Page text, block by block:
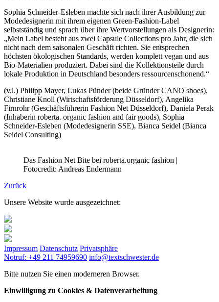
Sophia Schneider-Esleben machte sich nach ihrer Ausbildung zur
Modedesignerin mit ihrem eigenen Green-Fashion-Label
selbstständig und sprach über ihre Wertvorstellungen als Designerin:
„Mein Label besteht aus zwei Capsule Collections pro Jahr, die sich
nicht nach dem saisonalen Geschäft richten. Sie entsprechen
höchsten ökologischen Standards, werden komplett vegan und aus
Bio-Materialien produziert. Dabei sind die Kollektionsteile durch
lokale Produktion in Deutschland besonders ressourcenschonend.“
(v.l.) Philipp Mayer, Lukas Pünder (beide Gründer CANO shoes),
Christiane Knoll (Wirtschaftsförderung Düsseldorf), Angelika
Firnrohr (Geschäftsführerin Fashion Net Düsseldorf), Daniela Perak
(Inhaberin roberta. organic fashion and fair goods), Sophia
Schneider-Esleben (Modedesignerin SSE), Bianca Seidel (Bianca
Seidel Consulting)
Das Fashion Net Bite bei roberta.organic fashion |
Fotocredit: Andreas Endermann
Zurück
Unsere Website wurde ausgezeichnet:
Impressum Datenschutz Privatsphäre
Notruf: +49 211 74959690 info@textschwester.de
Bitte nutzen Sie einen moderneren Browser.
Einwilligung zu Cookies & Datenverarbeitung